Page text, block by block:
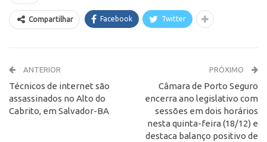
Compartilhar Facebook Twitter
ANTERIOR
Técnicos de internet são
assassinados no Alto do
Cabrito, em Salvador-BA
PRÓXIMO
Câmara de Porto Seguro
encerra ano legislativo com
sessões em dois horários
nesta quinta-feira (18/12) e
destaca balanço positivo de